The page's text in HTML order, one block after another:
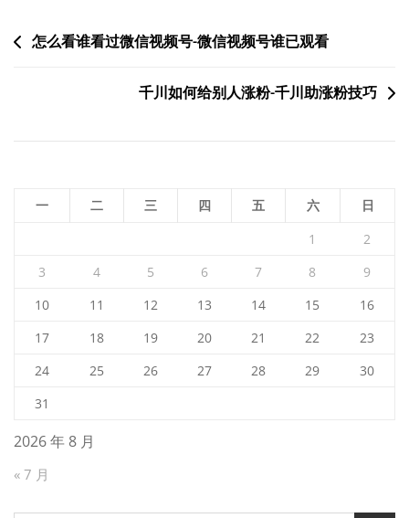
文怎么看谁看过微信视频号-微信视频号谁已观看
千川如何给别人涨粉-千川助涨粉技巧
2026 年 8 月
一 二 三 四 五 六
日
1
2
3
4 5 6 7 8
9
10
11 12 13 14 15
16
17
18 19 20 21 22
23
24
25 26 27 28 29
30
31
« 7 月